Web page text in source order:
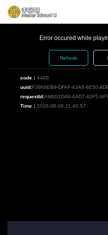
Error occured while
Refresh
code： 4400
uuid:F3968EB9-DFAF-43A8-8E50-
requestId:A8BD2D4B-4AD7-40F5-
Time： 2026-08-08 21:40:57